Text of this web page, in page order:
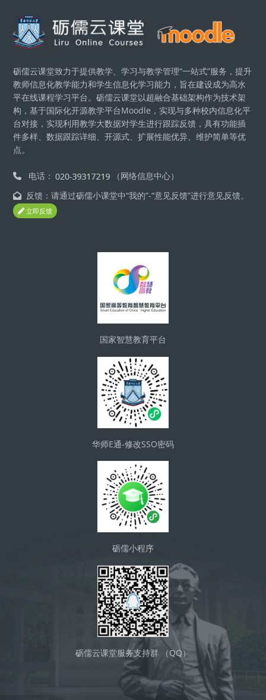
區塊
砺儒云课堂致力于提供教学、学习与教学管理“一站式”服务，提升
教师信息化教学能力和学生信息化学习能力，旨在建设成为高水
平在线课程学习平台。砺儒云课堂以超融合基础架构作为技术架
构，基于国际化开源教学平台Moodle，实现与多种校内信息化平
台对接，实现利用教学大数据对学生进行跟踪反馈，具有功能插
件多样、数据跟踪详细、开源式、扩展性能优异、维护简单等优
点。
电话：
（网络信息中心）
反馈：请通过砺儒小课堂中“我的”-“意见反馈”进行意见反馈。
立即反馈
国家智慧教育平台
华师E通-修改SSO密码
砺儒小程序
砺儒云课堂服务支持群 （QQ）